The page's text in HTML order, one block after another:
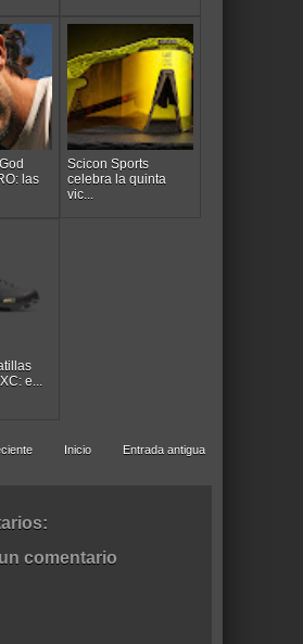
las
Scicon Sports
celebra la quinta
vic...
e...
Entrada antigua
Inicio
comentario